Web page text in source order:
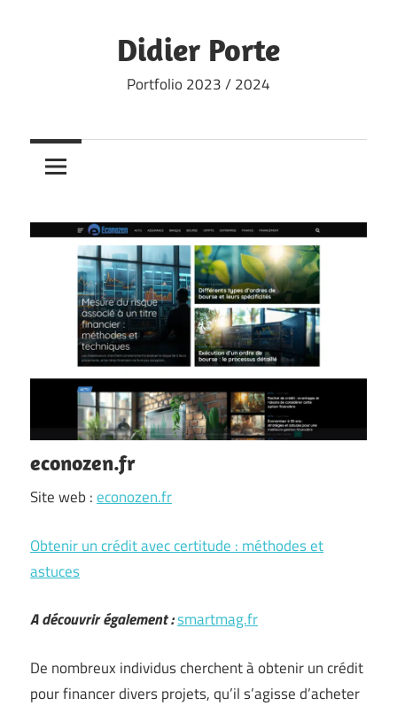
Didier Porte
Portfolio 2023 / 2024
econozen.fr
Site web :econozen.fr
Obtenir un crédit avec certitude : méthodes et
astuces
A découvrir également :smartmag.fr
De nombreux individus cherchent à obtenir un crédit
pour financer divers projets, qu’il s’agisse d’acheter